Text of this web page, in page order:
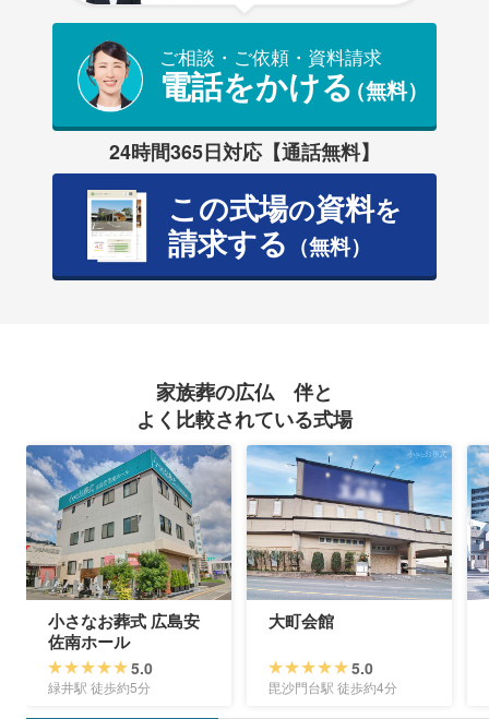
ご相談・ご依頼・資料請求
電話をかける（無料）
24時間365日対応【通話無料】
この式場の資料を
請求する （無料）
家族葬の広仏 伴と
よく比較されている式場
小さなお葬式 広島安
佐南ホール
5.0
緑井駅 徒歩約5分
大町会館
5.0
毘沙門台駅 徒歩約4分